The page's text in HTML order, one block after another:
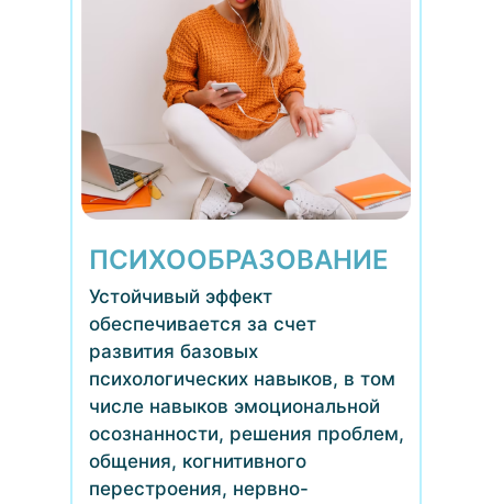
ПСИХООБРАЗОВАНИЕ
Устойчивый эффект
обеспечивается за счет
развития базовых
психологических навыков, в том
числе навыков эмоциональной
осознанности, решения проблем,
общения, когнитивного
перестроения, нервно-